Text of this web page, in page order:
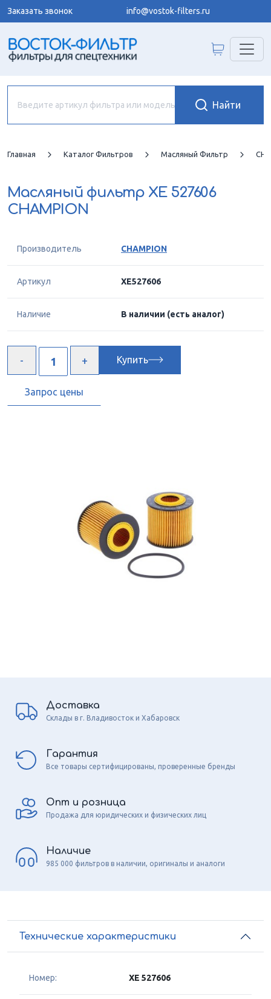
Заказать звонок info@vostok-filters.ru
Главная Каталог Фильтров Масляный Фильтр
Масляный фильтр XE 527606
CHAMPION
Производитель CHAMPION
Артикул XE527606
Наличие В наличии (есть аналог)
Купить
Запрос цены
Доставка
Склады в г. Владивосток и Хабаровск
Гарантия
Все товары сертифицированы, проверенные бренды
Опт и розница
Продажа для юридических и физических лиц
Наличие
985 000 фильтров в наличии, оригиналы и аналоги
Технические характеристики
Номер: XE 527606